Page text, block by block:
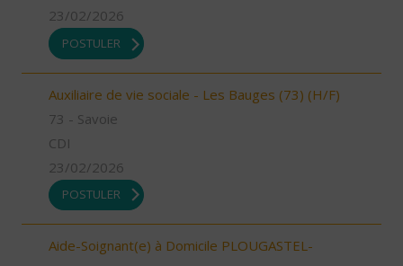
23/02/2026
POSTULER
Auxiliaire de vie sociale - Les Bauges (73) (H/F)
73 - Savoie
CDI
23/02/2026
POSTULER
Aide-Soignant(e) à Domicile PLOUGASTEL-